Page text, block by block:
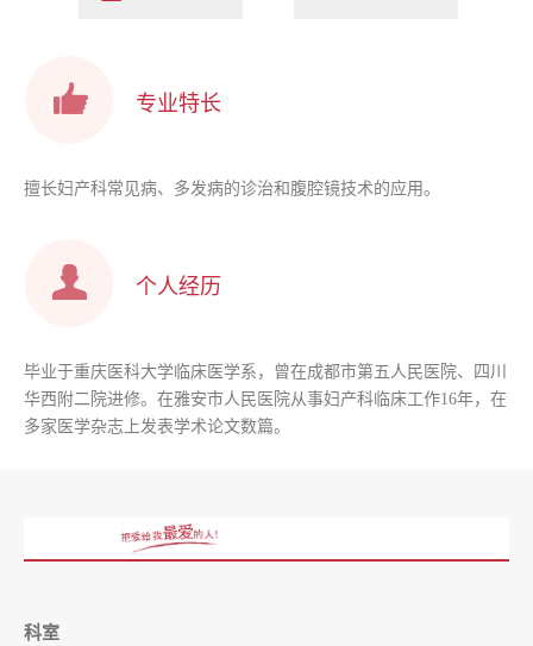
专业特长
擅长妇产科常见病、多发病的诊治和腹腔镜技术的应用。
个人经历
毕业于重庆医科大学临床医学系，曾在成都市第五人民医院、四川
华西附二院进修。在雅安市人民医院从事妇产科临床工作16年，在
多家医学杂志上发表学术论文数篇。
科室